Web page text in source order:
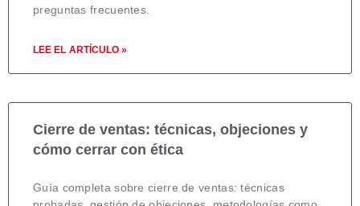
preguntas frecuentes.
LEE EL ARTÍCULO »
Cierre de ventas: técnicas, objeciones y
cómo cerrar con ética
Guía completa sobre cierre de ventas: técnicas